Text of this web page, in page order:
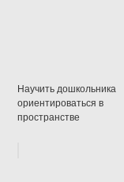
Научить дошкольника
ориентироваться в
пространстве